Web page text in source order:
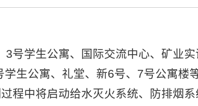
号学生公寓、国际交流中心、矿业实
生公寓、礼堂、新6号、7号公寓楼
程中将启动给水灭火系统、防排烟